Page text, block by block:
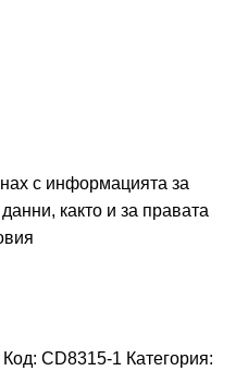
с информацията за
както и за правата
Код: СD8315-1 Категория: